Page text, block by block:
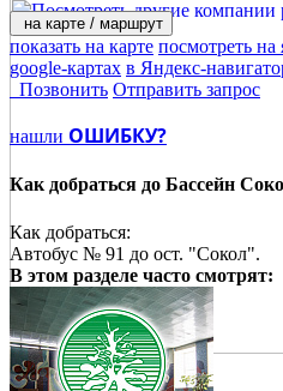
на карте / маршрут
показать на карте посмотреть на
google-картах в Яндекс-
Позвонить Отправить запрос
нашли ОШИБКУ?
Как добраться до Бассейн
Как добраться:
Автобус № 91 до ост. "Сокол".
В этом разделе часто смотрят: